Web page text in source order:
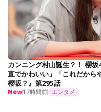
カンニング村山誕生？！ 櫻
直でかわいい」「これだから
櫻坂？』第295話
New17時間前 エンタメ